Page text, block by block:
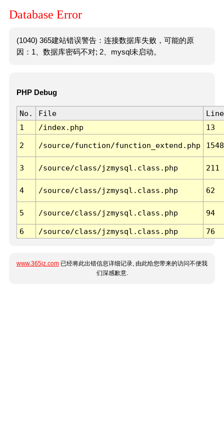
Database Error
(1040) 365建站错误警告：连接数据库失败，可能的原
因：1、数据库密码不对; 2、mysql未启动。
PHP Debug
No. File
Line
1
/index.php 13
2 /source/function/function_extend.php 1548
3 /source/class/jzmysql.class.php 211
4 /source/class/jzmysql.class.php 62
5 /source/class/jzmysql.class.php 94
6 /source/class/jzmysql.class.php 76
www.365jz.com 已经将此出错信息详细记录, 由此给您带来的访问不便我
们深感歉意.